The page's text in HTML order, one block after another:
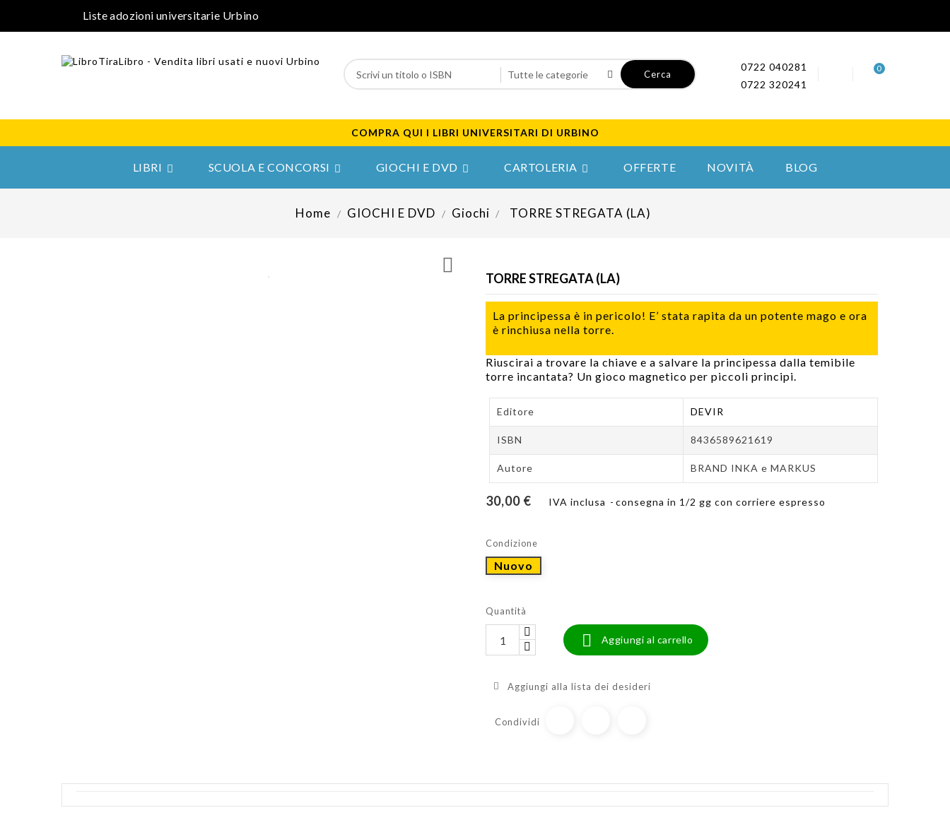
Liste adozioni universitarie Urbino
Cerca
0
0722 040281
0722 320241
COMPRA QUI I LIBRI UNIVERSITARI DI URBINO

LIBRI 
SCUOLA E CONCORSI 
GIOCHI E DVD 
CARTOLERIA OFFERTE NOVITÀ BLOG
Home GIOCHI E DVD Giochi TORRE STREGATA (LA)

TORRE STREGATA (LA)
La principessa è in pericolo! E’ stata rapita da un potente mago e ora
è rinchiusa nella torre.
Riuscirai a trovare la chiave e a salvare la principessa dalla temibile
torre incantata? Un gioco magnetico per piccoli principi.
Editore DEVIR
ISBN 8436589621619
Autore BRAND INKA e MARKUS
30,00 € IVA inclusa consegna in 1/2 gg con corriere espresso
Condizione
Nuovo
Quantità
 Aggiungi al carrello
Aggiungi alla lista dei desideri
Condividi